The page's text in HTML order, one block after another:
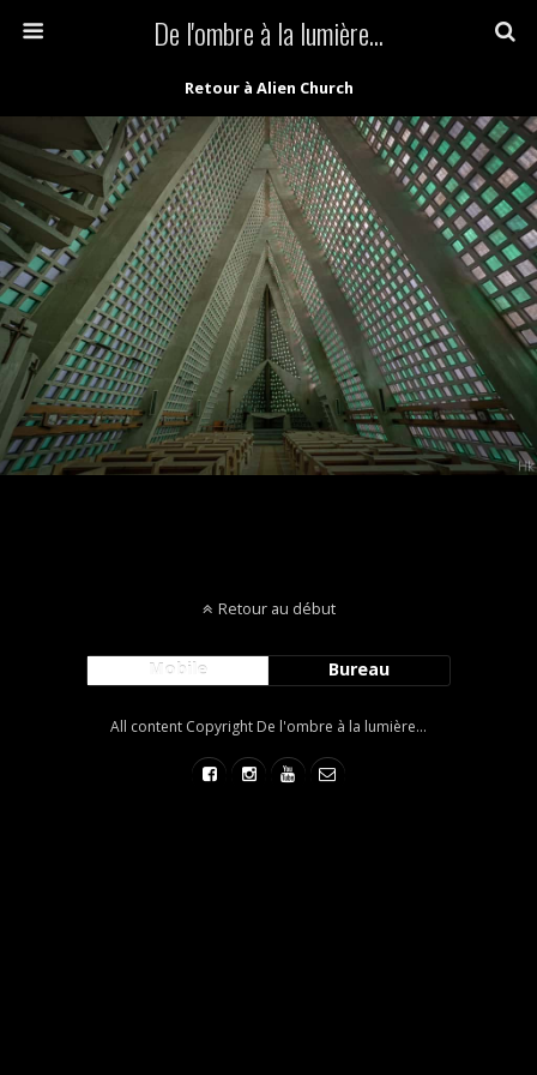
De l'ombre à la lumière...
Retour à Alien Church
Retour au début
Mobile Bureau
All content Copyright De l'ombre à la lumière...